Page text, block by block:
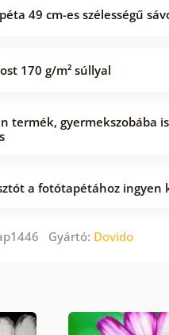
49 cm-es szélességű
170 g/m² súllyal
termék, gyermekszobába is
a fotótapétához ingyen
Gyártó: Dovido